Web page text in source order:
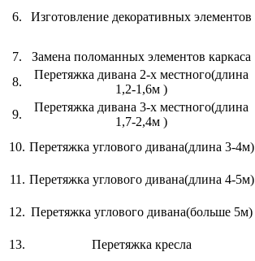
6. Изготовление декоративных элементов
7.
Замена поломанных элементов каркаса
8.
Перетяжка дивана 2-х местного(длина
1,2-1,6м )
9.
Перетяжка дивана 3-х местного(длина
1,7-2,4м )
10. Перетяжка углового дивана(длина 3-4м)
11. Перетяжка углового дивана(длина 4-5м)
12. Перетяжка углового дивана(больше 5м)
13.
Перетяжка кресла